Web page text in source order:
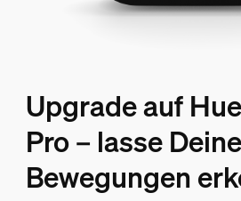
Upgrade auf
Pro – lasse
Bewegungen